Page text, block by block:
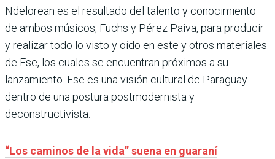
Ndelorean es el resultado del talento y conocimiento
de ambos músicos, Fuchs y Pérez Paiva, para producir
y realizar todo lo visto y oído en este y otros materiales
de Ese, los cuales se encuentran próximos a su
lanzamiento. Ese es una visión cultural de Paraguay
dentro de una postura postmodernista y
deconstructivista.
“Los caminos de la vida” suena en guaraní